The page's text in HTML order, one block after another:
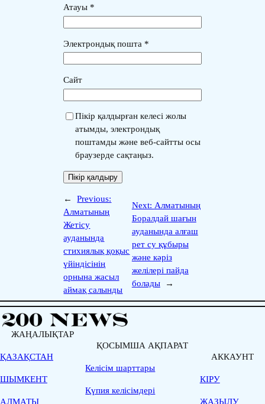
Атауы *
Электрондық пошта *
Сайт
Пікір қалдырған келесі жолы
атымды, электрондық
поштамды және веб-сайтты осы
браузерде сақтаңыз.
←
Previous:
Алматының
Жетісу
ауданында
стихиялық қоқыс
үйіндісінің
орнына жасыл
аймақ салынды
Next: Алматының
Боралдай шағын
ауданында алғаш
рет су құбыры
және кәріз
желілері пайда
болады
→
ЖАҢАЛЫҚТАР
ҚАЗАҚСТАН
ШЫМКЕНТ
АЛМАТЫ
ҚОСЫМША АҚПАРАТ
Келісім шарттары
Қүпия келісімдері
АККАУНТ
КІРУ
ЖАЗЫЛУ